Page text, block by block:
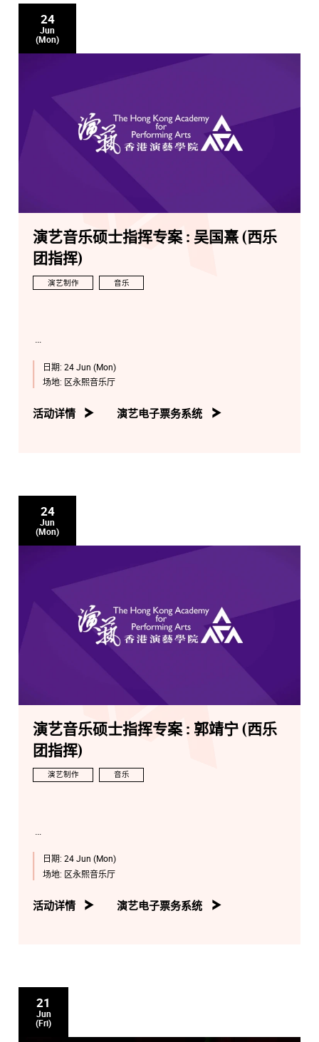
24
Jun
(Mon)
演艺音乐硕士指挥专案 : 吴国熹 (西乐
团指挥)
演艺制作 音乐
日期: 24 Jun (Mon)
场地: 区永熙音乐厅
活动详情 演艺电子票务系统
24
Jun
(Mon)
演艺音乐硕士指挥专案 : 郭靖宁 (西乐
团指挥)
演艺制作 音乐
日期: 24 Jun (Mon)
场地: 区永熙音乐厅
活动详情 演艺电子票务系统
21
Jun
(Fri)